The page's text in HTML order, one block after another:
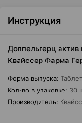
Инструкция
Доппельгерц
Квайссер Фарма
Форма выпуска:
Кол-во в упаковке: 30
Производитель: